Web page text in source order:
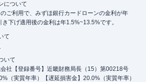
について
ご利用で、みずほ銀行カードローンの金利が年
下げ適用後の金利は年1.5%~13.5%です。
て
いて
社【登録番号】近畿財務局長（15）第00218号
（実質年率）【遅延損害金】20.0%（実質年率）